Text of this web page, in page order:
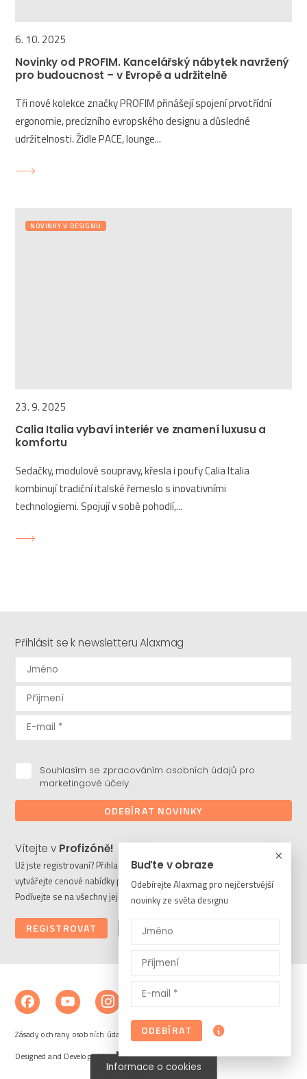
6. 10. 2025
Novinky od PROFIM. Kancelářský nábytek navržený
pro budoucnost – v Evropě a udržitelně
Tři nové kolekce značky PROFIM přinášejí spojení prvotřídní
ergonomie, precizního evropského designu a důsledné
udržitelnosti. Židle PACE, lounge...
NOVINKY V DESIGNU
23. 9. 2025
Calia Italia vybaví interiér ve znamení luxusu a
komfortu
Sedačky, modulové soupravy, křesla i poufy Calia Italia
kombinují tradiční italské řemeslo s inovativními
technologiemi. Spojují v sobě pohodlí,...
Buďte v obraze
Odebírejte Alaxmag pro nejčerstvější
novinky ze světa designu
ODEBÍRAT
Přihlásit se k newsletteru Alaxmag
Souhlasím se zpracováním osobních údajů pro
marketingové účely.
ODEBÍRAT NOVINKY
Vítejte v Profizóně!
Už jste registrovaní? Přihlaste se a stahujte potřebné soubory či
vytvářejte cenové nabídky pro vaše klienty. Ještě nejste členem?
Podívejte se na všechny její výhody a registrujte se ještě dnes.
REGISTROVAT PŘIHLÁSIT
Zásady ochrany osobních údajů a cookies
Designed and Developed by